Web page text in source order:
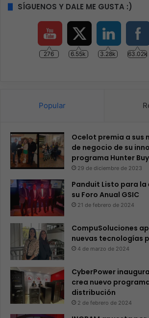
SÍGUENOS Y DALE ME GUSTA :)
276 6.55k 3.28k 63.02k
Popular
Ocelot premia a sus
de negocio de su
programa Hunter
29 de diciembre de 2023
Panduit Listo para la
su Foro Anual GSIC
21 de febrero de 2024
CompuSoluciones
nuevas tecnologías
4 de marzo de 2024
CyberPower
crea nuevo
distribución
2 de febrero de 2024